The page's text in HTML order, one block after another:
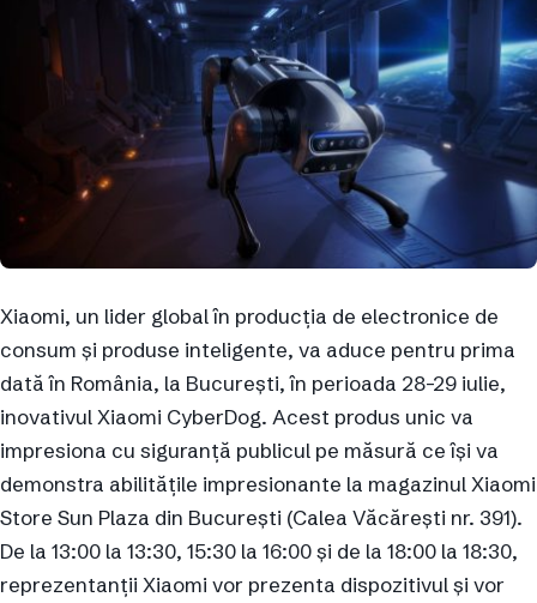
Xiaomi, un lider global în producția de electronice de
consum și produse inteligente, va aduce pentru prima
dată în România, la București, în perioada 28-29 iulie,
inovativul Xiaomi CyberDog. Acest produs unic va
impresiona cu siguranță publicul pe măsură ce își va
demonstra abilitățile impresionante la magazinul Xiaomi
Store Sun Plaza din București (Calea Văcărești nr. 391).
De la 13:00 la 13:30, 15:30 la 16:00 și de la 18:00 la 18:30,
reprezentanții Xiaomi vor prezenta dispozitivul și vor